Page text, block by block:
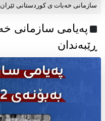
سازمانی خەبات ی کوردستانی ئێران
ڕێبەندان